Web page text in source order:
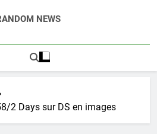
Pokemon Entre Autres
NEWS
2 Days sur DS en images